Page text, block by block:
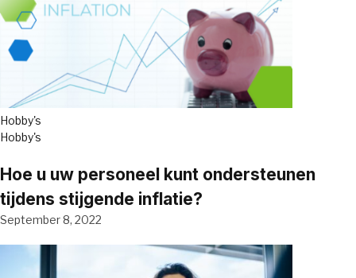
Hobby's
Hobby's
Hoe u uw personeel kunt ondersteunen
tijdens stijgende inflatie?
September 8, 2022